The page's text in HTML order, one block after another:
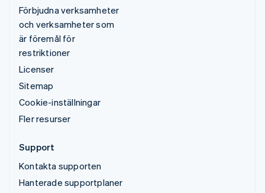
Förbjudna verksamheter
och verksamheter som
är föremål för
restriktioner
Licenser
Sitemap
Cookie-inställningar
Fler resurser
Support
Kontakta supporten
Hanterade supportplaner